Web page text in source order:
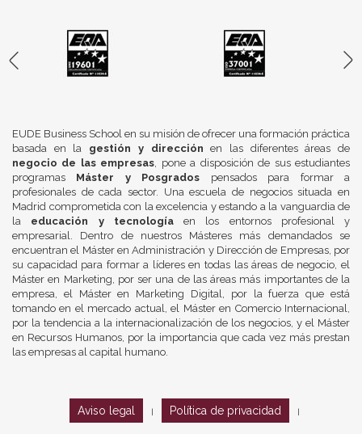
EUDE Business School en su misión de ofrecer una formación práctica
basada en la gestión y dirección en las diferentes áreas de
negocio de las empresas, pone a disposición de sus estudiantes
programas Máster y Posgrados pensados para formar a
profesionales de cada sector. Una escuela de negocios situada en
Madrid comprometida con la excelencia y estando a la vanguardia de
la educación y tecnologíaen los entornos profesional y
empresarial. Dentro de nuestros Másteres más demandados se
encuentran el Máster en Administración y Dirección de Empresas, por
su capacidad para formar a líderes en todas las áreas de negocio, el
Máster en Marketing, por ser una de las áreas más importantes de la
empresa, el Máster en Marketing Digital, por la fuerza que está
tomando en el mercado actual, el Máster en Comercio Internacional,
por la tendencia a la internacionalización de los negocios, y el Máster
en Recursos Humanos, por la importancia que cada vez más prestan
las empresas al capital humano.
Aviso legal Política de privacidad